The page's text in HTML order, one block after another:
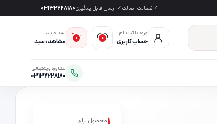
✓ ضمانت اصالت✓ ارسال قابل پیگیری03132228180
ورود یا ثبت‌نام
حساب کاربری 0
0
سبد خرید
مشاهده سبد
مشاوره و پشتیبانی
03132228180
محصول برای